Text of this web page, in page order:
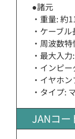
●諸元
・重量: 約
・ケーブ
・周波数
・最大入
・インピ
・イヤホ
・タイプ:
JANコー